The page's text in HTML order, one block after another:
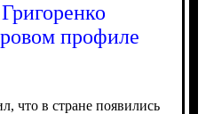
профиле
что в стране появились